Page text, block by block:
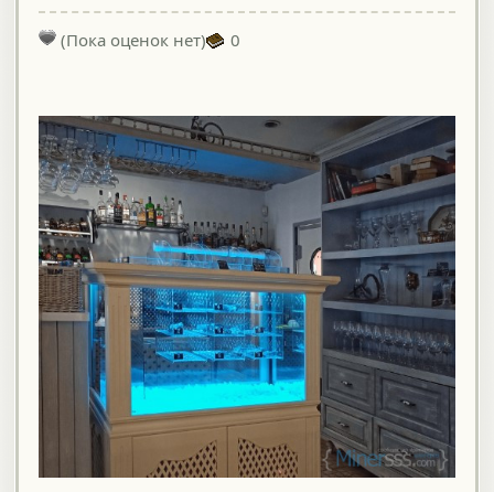
(Пока оценок нет) 0